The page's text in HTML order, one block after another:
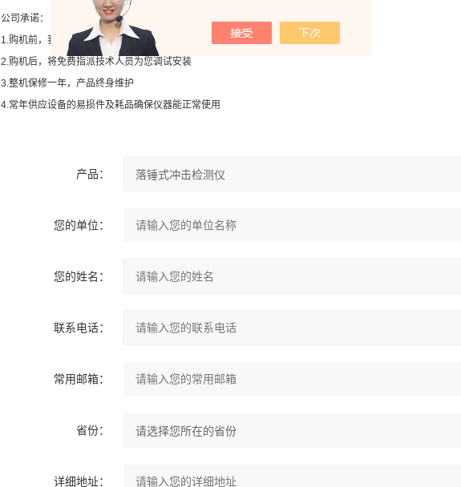
公司承诺：
1.购机前，我们专门派技术人员为您设计
流程和方案
2.购机后，将免费指派技术人员为您调试安装
3.整机保修一年，产品终身维护
4.常年供应设备的易损件及耗品确保仪器能正常使用
产品：
您的单位：
您的姓名：
联系电话：
常用邮箱：
省份：
详细地址：